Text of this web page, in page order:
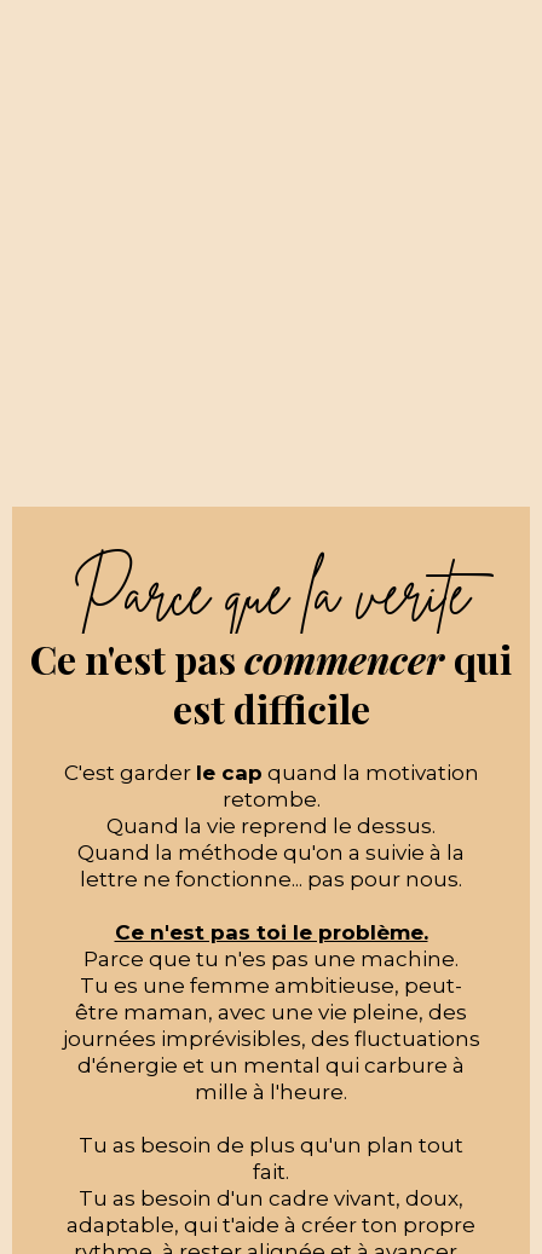
Parce que la vérité
Ce n'est pascommencerqui
est difficile
C'est garder le cap quand la motivation
retombe.
Quand la vie reprend le dessus.
Quand la méthode qu'on a suivie à la
lettre ne fonctionne... pas pour nous.
Ce n'est pas toi le problème.
Parce que tu n'es pas une machine.
Tu es une femme ambitieuse, peut-
être maman, avec une vie pleine, des
journées imprévisibles, des fluctuations
d'énergie et un mental qui carbure à
mille à l'heure.
Tu as besoin de plus qu'un plan tout
fait.
Tu as besoin d'un cadre vivant, doux,
adaptable, qui t'aide à créer ton propre